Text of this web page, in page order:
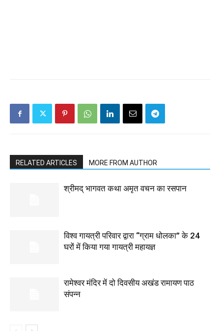
RELATED ARTICLES MORE FROM AUTHOR
श्रीमद् भागवत कथा अमृत वचन का रसपान
विश्व गायत्री परिवार द्वारा “ग्राम धोलका” के 24
घरों में किया गया गायत्री महायज्ञ
रामेश्वर मंदिर में दो दिवसीय अखंड रामायण पाठ
संपन्न